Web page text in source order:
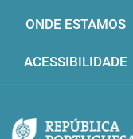
ONDE ESTAMOS
ACESSIBILIDADE